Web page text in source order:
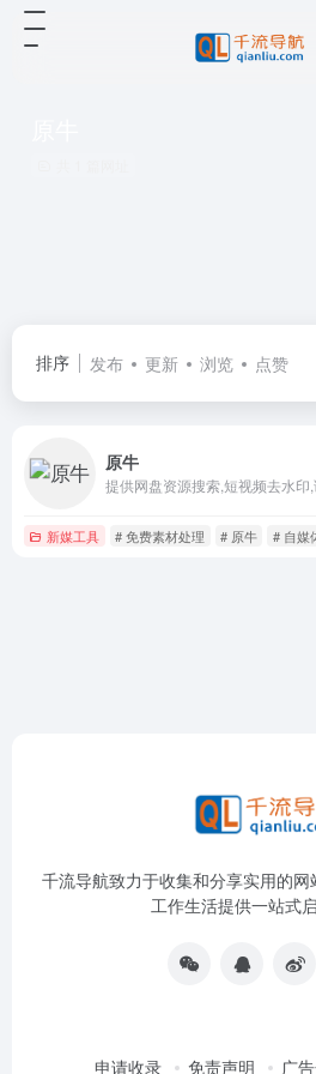
排序 发布 更新 浏览 点赞
原牛
新媒工具 # 免费素材处理 # 原牛 # 自媒
千流导航致力于收集和分享实用的
工作生活提供一站式启
申请收录 免责声明 广